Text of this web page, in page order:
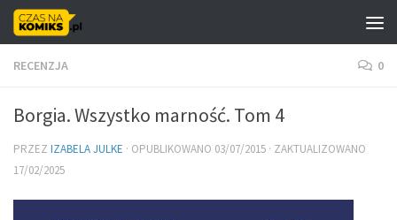
Skip to content
RECENZJA 0
Borgia. Wszystko marność. Tom 4
PRZEZ IZABELA JULKE · OPUBLIKOWANO 03/07/2015 · ZAKTUALIZOWANO
17/02/2025